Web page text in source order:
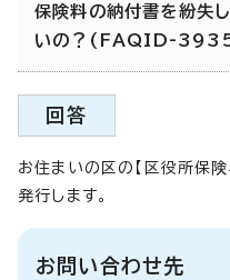
保険料の納付書を紛失
いの？(FAQID-3935
回答
お住まいの区の【区役所保
発行します。
お問い合わせ先